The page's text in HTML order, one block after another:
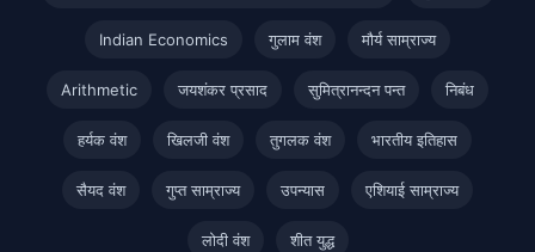
Indian Economics गुलाम वंश मौर्य साम्राज्य
Arithmetic जयशंकर प्रसाद सुमित्रानन्दन पन्त निबंध
हर्यक वंश खिलजी वंश तुगलक वंश भारतीय इतिहास
सैयद वंश गुप्त साम्राज्य उपन्यास एशियाई साम्राज्य
लोदी वंश शीत युद्ध